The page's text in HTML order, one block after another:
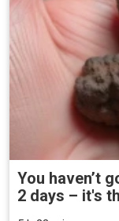
You haven’t
2 days – it's